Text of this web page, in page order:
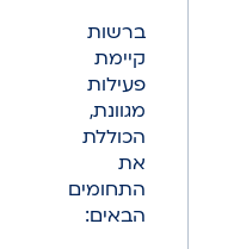
ברשות
קיימת
פעילות
מגוונת,
הכוללת
את
התחומים
הבאים: